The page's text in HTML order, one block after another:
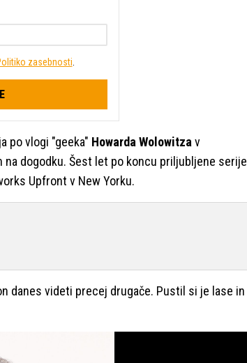
zasebnosti
po vlogi "geeka" Howarda Wolowitza v
dogodku. Šest let po koncu priljubljene serije
Upfront v New Yorku.
danes videti precej drugače. Pustil si je lase in